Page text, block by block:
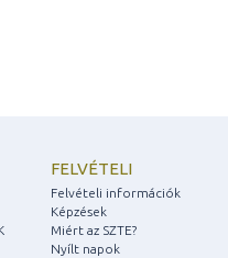
FELVÉTELI
Felvételi információk
Képzések
Miért az SZTE?
Nyílt napok